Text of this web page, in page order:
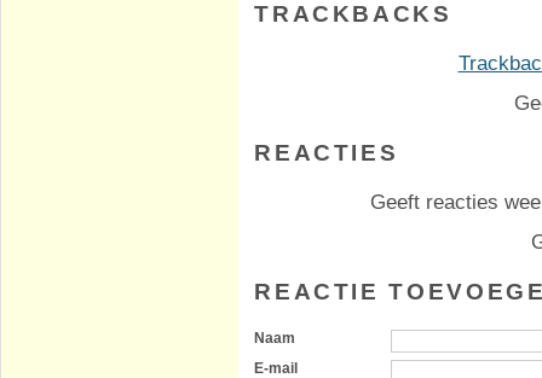
TRACKBACKS
REACTIES
Geeft reacties
REACTIE
Naam
E-mail